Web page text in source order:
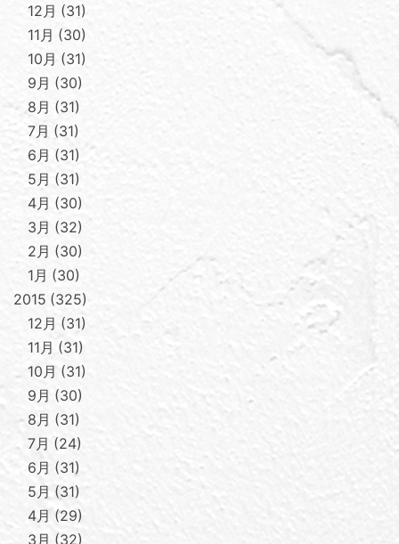
12月
31
11月
30
10月
31
9月
30
8月
31
7月
31
6月
31
5月
31
4月
30
3月
32
2月
30
1月
30
2015 325
12月
31
11月
31
10月
31
9月
30
8月
31
7月
24
6月
31
5月
31
4月
29
3月
32